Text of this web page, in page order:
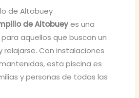
de Altobuey
de Altobueyes una
aquellos que buscan un
relajarse. Con instalaciones
esta piscina es
y personas de todas las